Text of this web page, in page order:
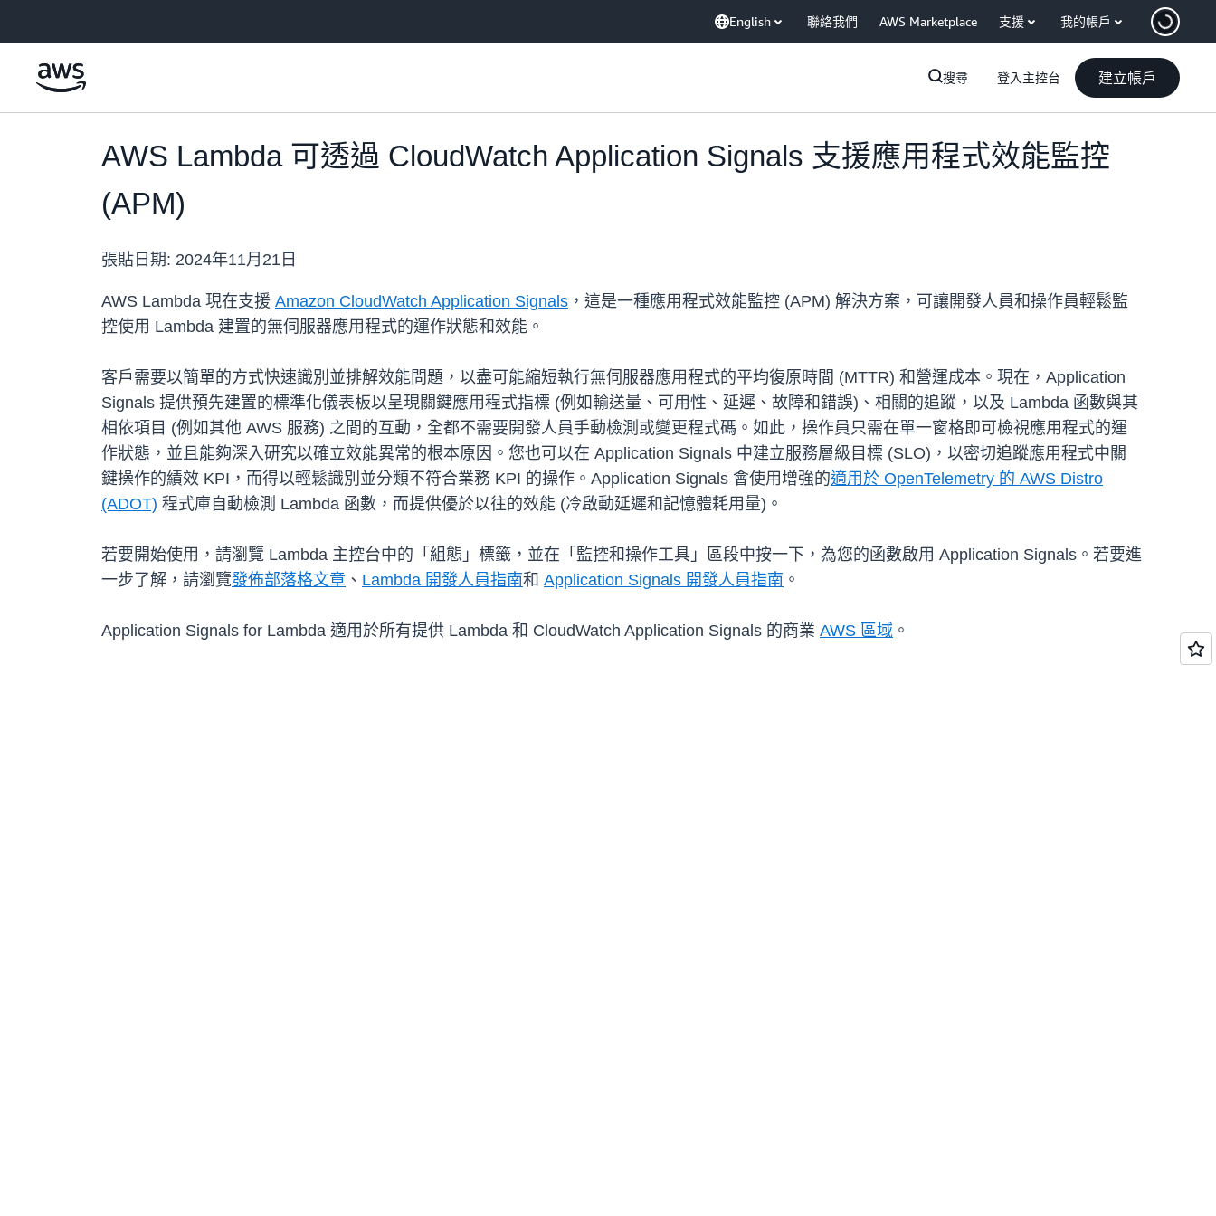
English 聯絡我們 AWS Marketplace 支援 我的帳戶
搜尋 登入主控台 建立帳戶
AWS Lambda 可透過 CloudWatch Application Signals 支援應用程式效能監控
(APM)
張貼日期: 2024年11月21日
AWS Lambda 現在支援 Amazon CloudWatch Application Signals ，這是一種應用程式效能監控 (APM) 解決方案，可讓開發人員和操作員輕鬆監
控使用 Lambda 建置的無伺服器應用程式的運作狀態和效能。
客戶需要以簡單的方式快速識別並排解效能問題，以盡可能縮短執行無伺服器應用程式的平均復原時間 (MTTR) 和營運成本。現在，Application
Signals 提供預先建置的標準化儀表板以呈現關鍵應用程式指標 (例如輸送量、可用性、延遲、故障和錯誤)、相關的追蹤，以及 Lambda 函數與其
相依項目 (例如其他 AWS 服務) 之間的互動，全都不需要開發人員手動檢測或變更程式碼。如此，操作員只需在單一窗格即可檢視應用程式的運
作狀態，並且能夠深入研究以確立效能異常的根本原因。您也可以在 Application Signals 中建立服務層級目標 (SLO)，以密切追蹤應用程式中關
鍵操作的績效 KPI，而得以輕鬆識別並分類不符合業務 KPI 的操作。Application Signals 會使用增強的適用於 OpenTelemetry 的 AWS Distro
(ADOT) 程式庫自動檢測 Lambda 函數，而提供優於以往的效能 (冷啟動延遲和記憶體耗用量)。
若要開始使用，請瀏覽 Lambda 主控台中的「組態」標籤，並在「監控和操作工具」區段中按一下，為您的函數啟用 Application Signals。若要進
一步了解，請瀏覽發佈部落格文章 、 Lambda 開發人員指南和 Application Signals 開發人員指南 。
Application Signals for Lambda 適用於所有提供 Lambda 和 CloudWatch Application Signals 的商業 AWS 區域 。